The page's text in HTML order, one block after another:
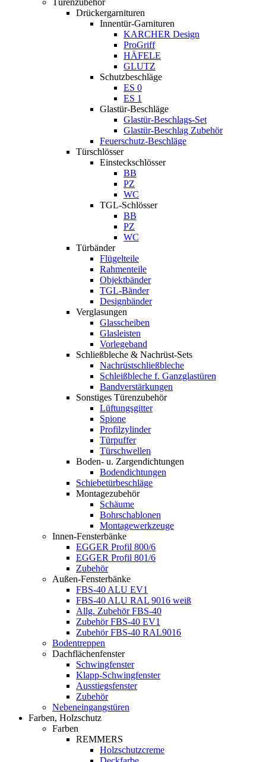
Türenzubehör
Drückergarnituren
Innentür-Garnituren
KARCHER Design
ProGriff
HÄFELE
GLUTZ
Schutzbeschläge
ES 0
ES 1
Glastür-Beschläge
Glastür-Beschlags-Set
Glastür-Beschlag Zubehör
Feuerschutz-Beschläge
Türschlösser
Einsteckschlösser
BB
PZ
WC
TGL-Schlösser
BB
PZ
WC
Türbänder
Flügelteile
Rahmenteile
Objektbänder
TGL-Bänder
Designbänder
Verglasungen
Glasscheiben
Glasleisten
Vorlegeband
Schließbleche & Nachrüst-Sets
Nachrüstschließbleche
Schleißbleche f. Ganzglastüren
Bandverstärkungen
Sonstiges Türenzubehör
Lüftungsgitter
Spione
Profilzylinder
Türpuffer
Türschwellen
Boden- u. Zargendichtungen
Bodendichtungen
Schiebetürbeschläge
Montagezubehör
Schäume
Bohrschablonen
Montagewerkzeuge
Innen-Fensterbänke
EGGER Profil 800/6
EGGER Profil 801/6
Zubehör
Außen-Fensterbänke
FBS-40 ALU EV1
FBS-40 ALU RAL 9016 weiß
Allg. Zubehör FBS-40
Zubehör FBS-40 EV1
Zubehör FBS-40 RAL9016
Bodentreppen
Dachflächenfenster
Schwingfenster
Klapp-Schwingfenster
Ausstiegsfenster
Zubehör
Nebeneingangstüren
Farben, Holzschutz
Farben
REMMERS
Holzschutzcreme